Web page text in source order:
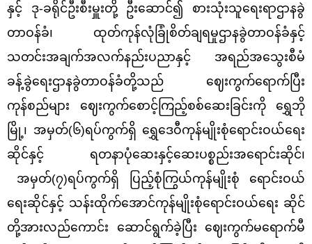
နှင့် ဒု-ခရိုင်ဦးစီးမှူးတို့ ဦးဆောင်၍ စားသုံးသူရေးရာဌာနခွဲ
တာဝန်ခံ၊ ထုတ်ကုန်လုံခြုံစိတ်ချရမှုဌာနခွဲတာဝန်ခံနှင့်
သတင်းအချက်အလက်နည်းပညာနှင့် အရည်အသွေးစီမံ
ခန့်ခွဲရေးဌာနခွဲတာဝန်ခံတို့သည် ဈေးကွက်ရောက်ပြီး
ကုန်စည်များ ဈေးကွက်စောင့်ကြည့်စစ်ဆေးခြင်းကို ရွှေဘို
မြို့၊ အမှတ်(၆)ရပ်ကွက်ရှိ ရွှေဒေဝီကုန်မျိုးစုံရောင်းဝယ်ရေး
ဆိုင်နှင့် ရတနာပုံဆေးနှင့်ဆေးပစ္စည်းအရောင်းဆိုင်၊
အမှတ်(၇)ရပ်ကွက်ရှိ ပြည့်စုံကြွယ်ကုန်မျိုးစုံ ရောင်းဝယ်
ရေးဆိုင်နှင့် သန်းထိုက်အောင်ကုန်မျိုးစုံရောင်းဝယ်ရေး ဆိုင်
တို့အားလည်ကောင်း ဆောင်ရွက်ခဲ့ပြီး ဈေးကွက်မရောက်မီ